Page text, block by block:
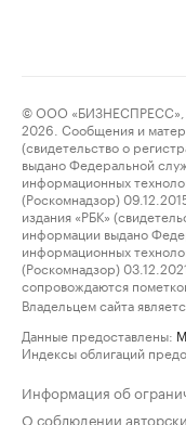
© ООО
2026. Сообщения и
(свидетельство о
выдано Федеральной
информационных
(Роскомнадзор)
издания «РБК»
информации выдано
информационных
(Роскомнадзор)
сопровождаются
Владельцем сайта
Данные предоставлены:
Индексы облигаций
Информация об
О соблюдении